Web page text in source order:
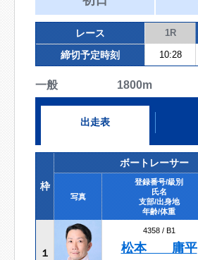
レース 1R
締切予定時刻 10:28
一般 1800m
出走表
枠
ボートレーサー
写真
登録番号/級別
氏名
支部/出身地
年齢/体重
１
4358 / B1
松本 庸平